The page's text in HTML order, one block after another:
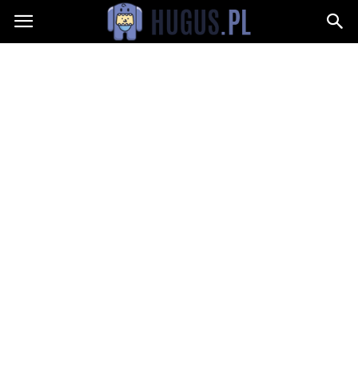
Hugus.pl